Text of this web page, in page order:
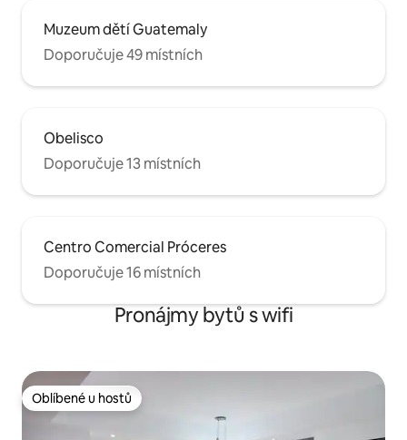
Muzeum dětí Guatemaly
Doporučuje 49 místních
Obelisco
Doporučuje 13 místních
Centro Comercial Próceres
Doporučuje 16 místních
Pronájmy bytů s wifi
Oblíbené u hostů
Oblíbené u hostů